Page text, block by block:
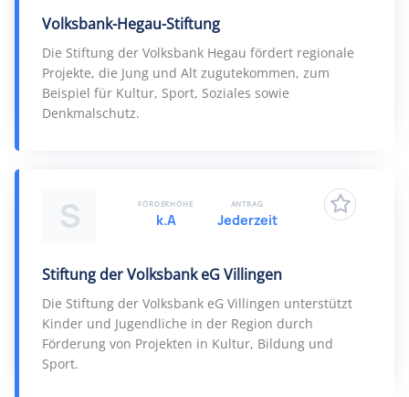
Volksbank-Hegau-Stiftung
Die Stiftung der Volksbank Hegau fördert regionale
Projekte, die Jung und Alt zugutekommen, zum
Beispiel für Kultur, Sport, Soziales sowie
Denkmalschutz.
S
Stiftung der Volksbank eG Villingen
Die Stiftung der Volksbank eG Villingen unterstützt
Kinder und Jugendliche in der Region durch
Förderung von Projekten in Kultur, Bildung und
Sport.
FÖRDERHÖHE
k.A
ANTRAG
Jederzeit